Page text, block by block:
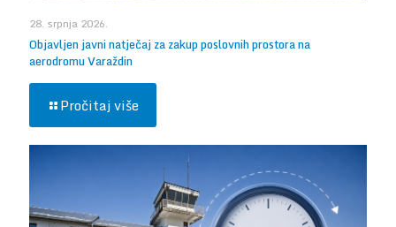
28. srpnja 2026.
Objavljen javni natječaj za zakup poslovnih prostora na
aerodromu Varaždin
Pročitaj više